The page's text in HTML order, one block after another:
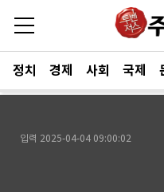
정치 경제 사회 국제
입력 2025-04-04 09:00:02